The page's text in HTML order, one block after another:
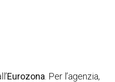
Eurozona . Per l’agenzia,